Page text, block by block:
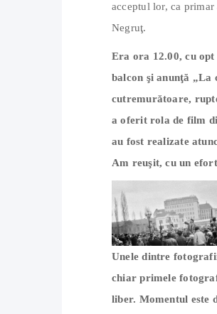
acceptul lor, ca
Negruţ.
Era ora 12.00, cu opt
balcon şi anunţă „La
cutremurătoare,
a oferit rola de film
au fost realizate
Am reuşit, cu un
Unele dintre
chiar primele
liber. Momentul este